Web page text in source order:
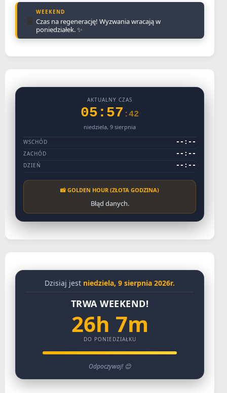
WEEKEND
Czas na regenerację! Wyzwania wracają w
poniedziałek. ✨
AKTUALNY CZAS
05:57 :42
niedziela, 9 sierpnia
WSCHÓD --:--
ZACHÓD --:--
DZIEŃ --:--
📸 GOLDEN HOUR (ZŁOTA GODZINA)
Błąd danych.
Dzisiaj jest niedziela, 9 sierpnia 2026r.
TRWA WEEKEND!
26h 7m
DO PONIEDZIAŁKU
Odpoczywaj! 😊